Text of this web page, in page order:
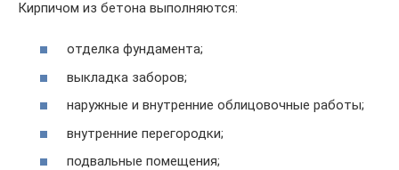
Кирпичом из бетона выполняются:
отделка фундамента;
выкладка заборов;
наружные и внутренние облицовочные работы;
внутренние перегородки;
подвальные помещения;